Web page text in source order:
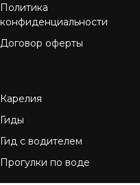
Политика
конфиденциальности
Договор оферты
Карелия
Гиды
Гид с водителем
Прогулки по воде